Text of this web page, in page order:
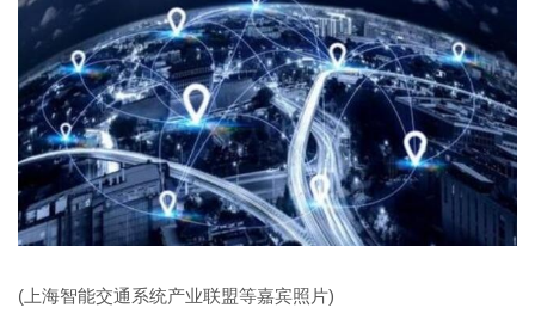
(上海智能交通系统产业联盟等嘉宾照片)